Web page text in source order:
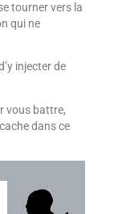
tourner vers la
qui ne
injecter de
vous battre,
dans ce